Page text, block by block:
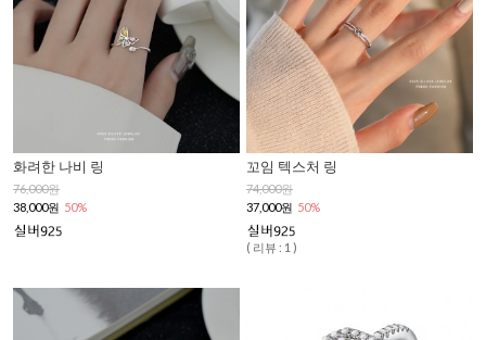
화려한 나비 링
76,000원
38,000원 50%
꼬임 텍스처 링
74,000원
37,000원 50%
( 리뷰 : 1 )